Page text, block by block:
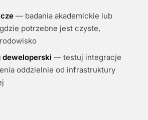
— badania akademickie lub
potrzebne jest czyste,
deweloperski — testuj integracje
oddzielnie od infrastruktury